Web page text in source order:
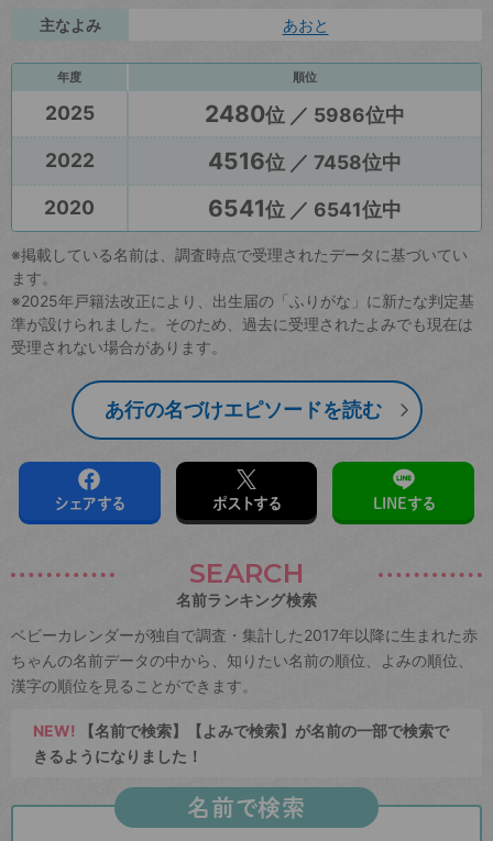
主なよみ あおと
年度 順位
2025 2480位 ／ 5986位中
2022
4516位 ／ 7458位中
2020
6541位 ／ 6541位中
※掲載している名前は、調査時点で受理されたデータに基づいてい
ます。
※2025年戸籍法改正により、出生届の「ふりがな」に新たな判定基
準が設けられました。そのため、過去に受理されたよみでも現在は
受理されない場合があります。
あ行の名づけエピソードを読む
シェアする ポストする LINEする
SEARCH
名前ランキング検索
ベビーカレンダーが独自で調査・集計した2017年以降に生まれた赤
ちゃんの名前データの中から、知りたい名前の順位、よみの順位、
漢字の順位を見ることができます。
NEW! 【名前で検索】【よみで検索】が名前の一部で検索で
きるようになりました！
名前で検索